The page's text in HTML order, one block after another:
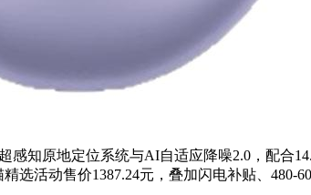
超感知原地定位系统与AI自适应降噪2.0，配合
选活动售价1387.24元，叠加闪电补贴、